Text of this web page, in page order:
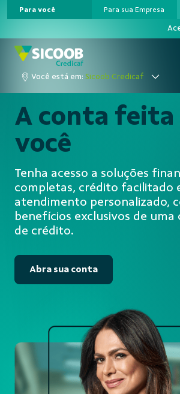
Pular para o Conteúdo principal
Para você Para sua Empresa
Você está em: Sicoob Credicaf
A conta feita
você
Tenha acesso a soluções
completas, crédito facilitado
atendimento personalizado,
benefícios exclusivos de uma
de crédito.
Abra sua conta